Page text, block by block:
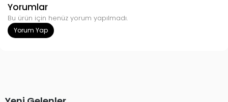
Yorumlar
Bu ürün için henüz yorum yapılmadı.
Yorum Yap